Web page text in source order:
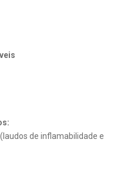
de inflamabilidade e